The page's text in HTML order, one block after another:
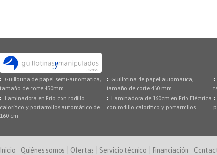
Guillotina de papel semi-automática,
tamaño de corte 450mm
Guillotina de papel automática,
tamaño de corte 460 mm.
Laminadora en Frio con rodillo
calorífico y portarrollos automático de
160 cm
Laminadora de 160cm en Frío Eléctrica
con rodillo calorífico y portarrollos
Inicio Quiénes somos Ofertas Servicio técnico Financiación